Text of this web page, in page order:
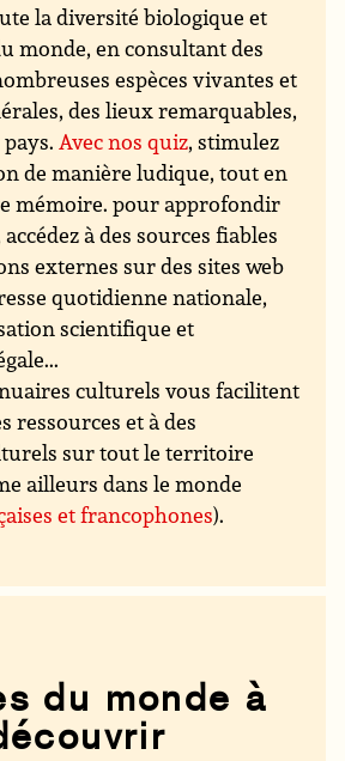
la diversité biologique et
monde, en consultant des
espèces vivantes et
des lieux remarquables,
Avec nos quiz, stimulez
de manière ludique, tout en
mémoire. pour approfondir
à des sources fiables
externes sur des sites web
quotidienne nationale,
scientifique et
culturels vous facilitent
ressources et à des
sur tout le territoire
ailleurs dans le monde
et francophones).
du monde à